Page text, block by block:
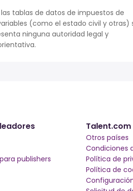
tablas de datos de impuestos de
(como el estado civil y otras)
ninguna autoridad legal y
publishers
Talent.com
Otros países
Condiciones
Política de
Política de